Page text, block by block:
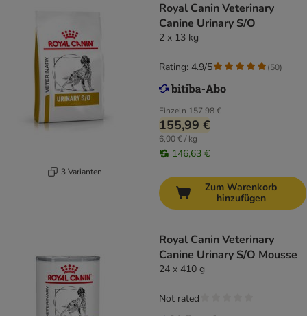
3 Varianten
Royal Canin Veterinary
Canine Urinary S/O
2 x 13 kg
Einzeln 157,98 €
155,99 €
6,00 € / kg
146,63 €
Rating: 4.9/5 (50)
Zum Warenkorb
hinzufügen
Royal Canin Veterinary
Canine Urinary S/O Mousse
24 x 410 g
Not rated